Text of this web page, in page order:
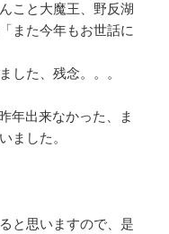
こと大魔王、野反湖
また今年もお世話に
した、残念。。。
年出来なかった、ま
ました。
と思いますので、是